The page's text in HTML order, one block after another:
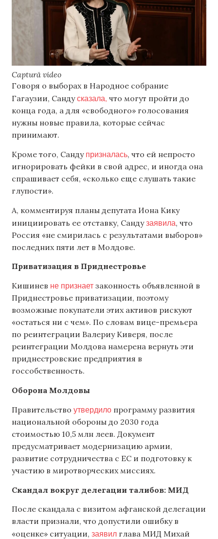
Captură video
Говоря о выборах в Народное собрание
Гагаузии, Сандусказала, что могут пройти до
конца года, а для «свободного» голосования
нужны новые правила, которые сейчас
принимают.
Кроме того, Санду призналась, что ей непросто
игнорировать фейки в свой адрес, и иногда она
спрашивает себя, «сколько еще слушать такие
глупости».
А, комментируя планы депутата Иона Кику
инициировать ее отставку, Сандузаявила, что
Россия «не смирилась с результатами выборов»
последних пяти лет в Молдове.
Приватизация в Приднестровье
Кишинев не признает законность объявленной в
Приднестровье приватизации, поэтому
возможные покупатели этих активов рискуют
«остаться ни с чем». По словам вице-премьера
по реинтеграции Валериу Киверя, после
реинтеграции Молдова намерена вернуть эти
приднестровские предприятия в
госсобственность.
Оборона Молдовы
Правительство утвердило программу развития
национальной обороны до 2030 года
стоимостью 10,5 млн леев. Документ
предусматривает модернизацию армии,
развитие сотрудничества с ЕС и подготовку к
участию в миротворческих миссиях.
Скандал вокруг делегации талибов: МИД
После скандала с визитом афганской делегации
власти признали, что допустили ошибку в
«оценке» ситуации, заявил глава МИД Михай